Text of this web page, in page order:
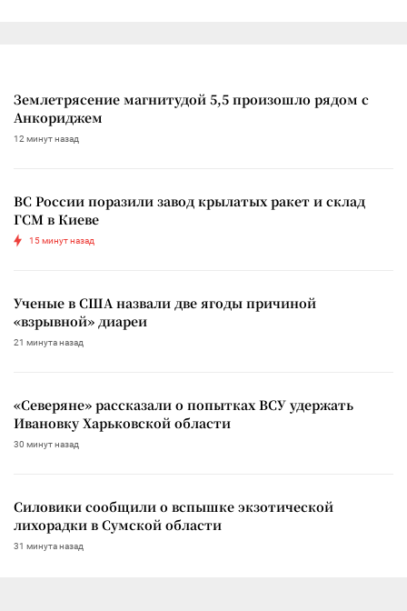
Землетрясение магнитудой 5,5 произошло рядом с
Анкориджем
12 минут назад
ВС России поразили завод крылатых ракет и склад
ГСМ в Киеве
15 минут назад
Ученые в США назвали две ягоды причиной
«взрывной» диареи
21 минута назад
«Северяне» рассказали о попытках ВСУ удержать
Ивановку Харьковской области
30 минут назад
Силовики сообщили о вспышке экзотической
лихорадки в Сумской области
31 минута назад